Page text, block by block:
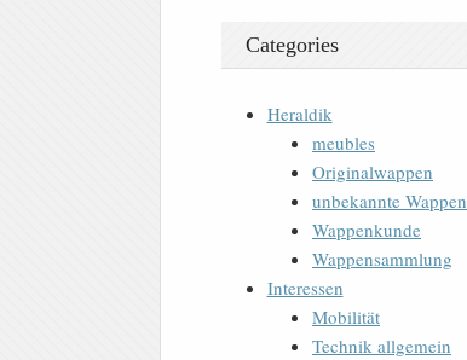
Categories
Heraldik
meubles
Originalwappen
unbekannte Wappen
Wappenkunde
Wappensammlung
Interessen
Mobilität
Technik allgemein